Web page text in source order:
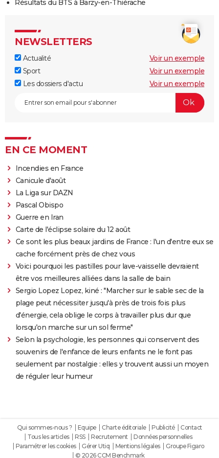
Résultats du BTS à Barzy-en-Thiérache
NEWSLETTERS
Actualité
Voir un exemple
Sport
Voir un exemple
Les dossiers d'actu
Voir un exemple
EN CE MOMENT
Incendies en France
Canicule d'août
La Liga sur DAZN
Pascal Obispo
Guerre en Iran
Carte de l'éclipse solaire du 12 août
Ce sont les plus beaux jardins de France : l'un d'entre eux se
cache forcément près de chez vous
Voici pourquoi les pastilles pour lave-vaisselle devraient
être vos meilleures alliées dans la salle de bain
Sergio Lopez Lopez, kiné : "Marcher sur le sable sec de la
plage peut nécessiter jusqu'à près de trois fois plus
d'énergie, cela oblige le corps à travailler plus dur que
lorsqu'on marche sur un sol ferme"
Selon la psychologie, les personnes qui conservent des
souvenirs de l'enfance de leurs enfants ne le font pas
seulement par nostalgie : elles y trouvent aussi un moyen
de réguler leur humeur
Qui sommes-nous ? Equipe Charte éditoriale Publicité
Contact
Tous les articles
RSS Recrutement
Données personnelles
Paramétrer les cookies
Gérer Utiq Mentions légales
Groupe Figaro
© 2026 CCM Benchmark